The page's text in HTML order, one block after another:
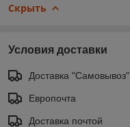
Скрыть
Условия доставки
Доставка "Самовывоз"
Европочта
Доставка почтой